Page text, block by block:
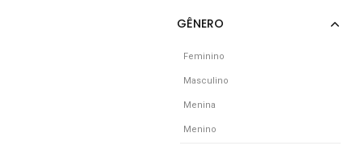
Feminino
Masculino
Menina
Menino